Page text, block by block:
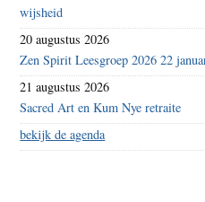
wijsheid
20 augustus 2026
Zen Spirit Leesgroep 2026 22
21 augustus 2026
Sacred Art en Kum Nye retraite
bekijk de agenda